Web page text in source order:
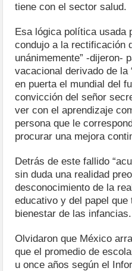
tiene con el sector salud.
Esa lógica política usada
condujo a la rectificación
unánimemente” -dijeron-
vacacional derivado de la
en puerta el mundial del
convicción del señor
ver con el aprendizaje
persona que le
procurar una mejora
Detrás de este fallido
sin duda una realidad
desconocimiento de la
educativo y del papel
bienestar de las infancias.
Olvidaron que México
que el promedio de
u once años según el